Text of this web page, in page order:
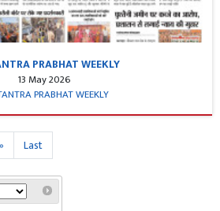
PRABHAT WEEKLY
13 May 2026
PRABHAT WEEKLY
» Last